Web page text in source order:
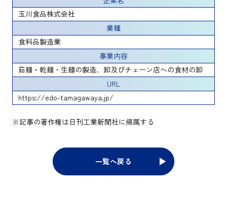
玉川食品株式会社
業種
食料品製造業
事業内容
茹麺・乾麺・生麺の製造、卸及びチェーン店への食材の卸
URL
https://edo-tamagawaya.jp/
※記事の著作権は日刊工業新聞社に帰属する
一覧へ戻る